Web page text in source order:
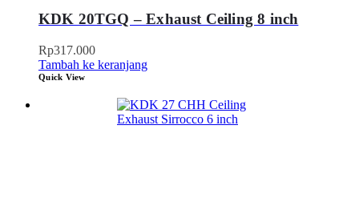
KDK 20TGQ – Exhaust Ceiling 8 inch
Rp317.000
Tambah ke keranjang
Quick View